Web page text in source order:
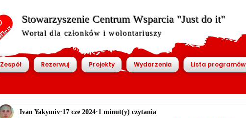
Stowarzyszenie Centrum Wsparcia "Just do it"
Wortal dla członków i wolontariuszy
Zespół Rezerwuj Projekty Wydarzenia Lista programów
Ivan Yakymiv 17 cze 2024 1 minut(y) czytania